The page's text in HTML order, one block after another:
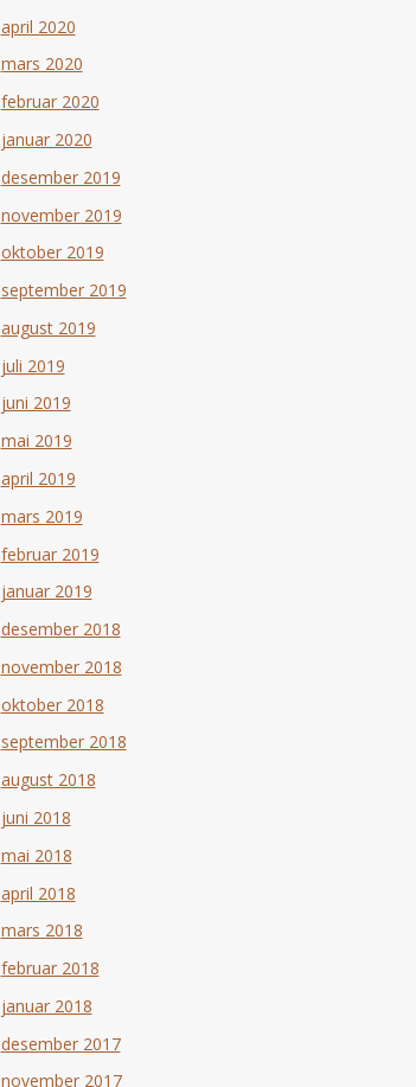
april 2020
mars 2020
februar 2020
januar 2020
desember 2019
november 2019
oktober 2019
september 2019
august 2019
juli 2019
juni 2019
mai 2019
april 2019
mars 2019
februar 2019
januar 2019
desember 2018
november 2018
oktober 2018
september 2018
august 2018
juni 2018
mai 2018
april 2018
mars 2018
februar 2018
januar 2018
desember 2017
november 2017